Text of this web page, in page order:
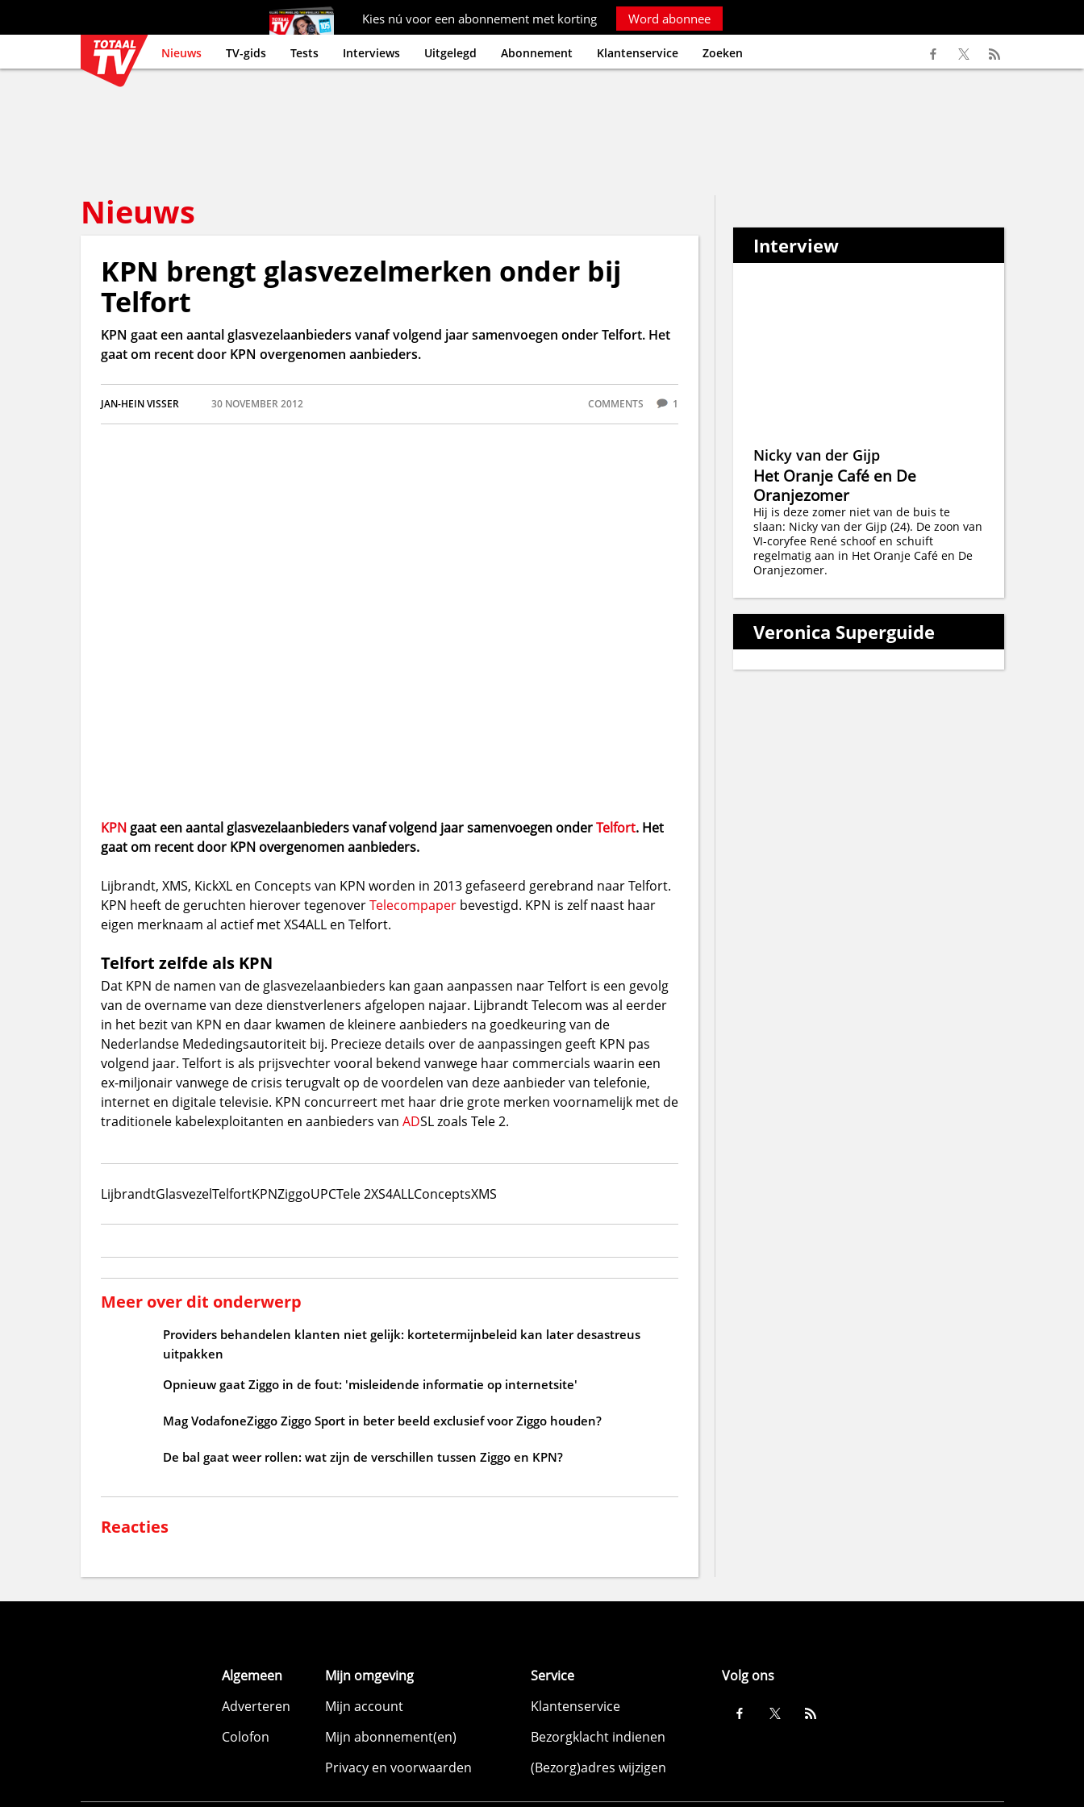
Kies nú voor een abonnement met korting Word abonnee
Nieuws TV-gids Tests Interviews Uitgelegd Abonnement Klantenservice Zoeken
Nieuws
KPN brengt glasvezelmerken onder bij
Telfort
KPN gaat een aantal glasvezelaanbieders vanaf volgend jaar samenvoegen onder Telfort. Het
gaat om recent door KPN overgenomen aanbieders.
JAN-HEIN VISSER 30 NOVEMBER 2012 COMMENTS 1
KPNgaat een aantal glasvezelaanbieders vanaf volgend jaar samenvoegen onderTelfort. Het
gaat om recent door KPN overgenomen aanbieders.
Lijbrandt, XMS, KickXL en Concepts van KPN worden in 2013 gefaseerd gerebrand naar Telfort.
KPN heeft de geruchten hierover tegenoverTelecompaperbevestigd. KPN is zelf naast haar
eigen merknaam al actief met XS4ALL en Telfort.
Telfort zelfde als KPN
Dat KPN de namen van de glasvezelaanbieders kan gaan aanpassen naar Telfort is een gevolg
van de overname van deze dienstverleners afgelopen najaar. Lijbrandt Telecom was al eerder
in het bezit van KPN en daar kwamen de kleinere aanbieders na goedkeuring van de
Nederlandse Mededingsautoriteit bij. Precieze details over de aanpassingen geeft KPN pas
volgend jaar. Telfort is als prijsvechter vooral bekend vanwege haar commercials waarin een
ex-miljonair vanwege de crisis terugvalt op de voordelen van deze aanbieder van telefonie,
internet en digitale televisie. KPN concurreert met haar drie grote merken voornamelijk met de
traditionele kabelexploitanten en aanbieders van ADSL zoals Tele 2.
LijbrandtGlasvezelTelfortKPNZiggoUPCTele 2XS4ALLConceptsXMS
Meer over dit onderwerp
Providers behandelen klanten niet gelijk: kortetermijnbeleid kan later desastreus
uitpakken
Opnieuw gaat Ziggo in de fout: 'misleidende informatie op internetsite'
Mag VodafoneZiggo Ziggo Sport in beter beeld exclusief voor Ziggo houden?
De bal gaat weer rollen: wat zijn de verschillen tussen Ziggo en KPN?
Reacties
Interview
Nicky van der Gijp
Het Oranje Café en De
Oranjezomer
Hij is deze zomer niet van de buis te
slaan: Nicky van der Gijp (24). De zoon van
VI-coryfee René schoof en schuift
regelmatig aan in Het Oranje Café en De
Oranjezomer.
Veronica Superguide
Algemeen
Adverteren
Colofon
Mijn omgeving
Mijn account
Mijn abonnement(en)
Privacy en voorwaarden
Service
Klantenservice
Bezorgklacht indienen
(Bezorg)adres wijzigen
Volg ons